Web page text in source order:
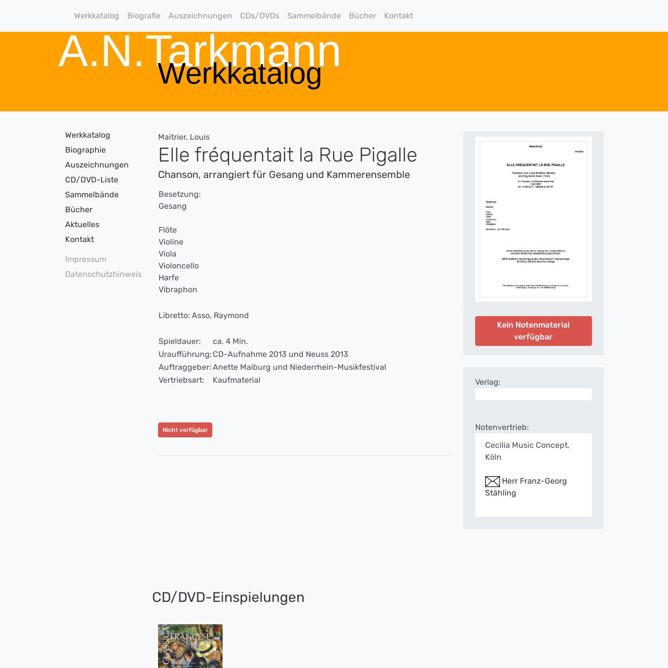
Werkkatalog Biografie Auszeichnungen CDs/DVDs Sammelbände Bücher Kontakt
A.N.Tarkmann
Werkkatalog
Werkkatalog
Biographie
Auszeichnungen
CD/DVD-Liste
Sammelbände
Bücher
Aktuelles
Kontakt
Impressum
Datenschutzhinweis
Maitrier, Louis
Elle fréquentait la Rue Pigalle
Chanson, arrangiert für Gesang und Kammerensemble
Besetzung:
Gesang
Flöte
Violine
Viola
Violoncello
Harfe
Vibraphon
Libretto: Asso, Raymond
Spieldauer:
ca. 4 Min.
Uraufführung: CD-Aufnahme 2013 und Neuss 2013
Auftraggeber: Anette Maiburg und Niederrhein-Musikfestival
Vertriebsart:
Kaufmaterial
Nicht verfügbar
Kein Notenmaterial
verfügbar
Verlag:
Notenvertrieb:
Cecilia Music Concept,
Köln
Herr Franz-Georg
Stähling
CD/DVD-Einspielungen